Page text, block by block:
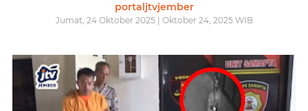
portaljtvjember
Jumat, 24 Oktober 2025 | Oktober 24, 2025 WIB